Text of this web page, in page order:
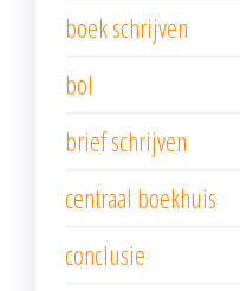
boek schrijven
bol
brief schrijven
centraal boekhuis
conclusie